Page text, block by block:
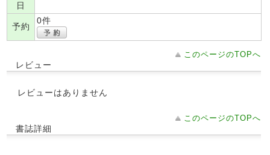
日
予約
0件
このページのTOPへ
レビュー
レビューはありません
このページのTOPへ
書誌詳細